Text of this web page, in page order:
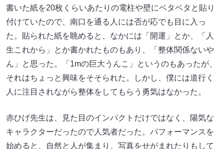
書いた紙を20枚くらいあたりの電柱や壁にベタベタと貼り
付けていたので、南口を通る人には否が応でも目に入っ
た。貼られた紙を眺めると、なかには「開運」とか、「人
生これから」とか書かれたものもあり、「整体関係ないや
ん」と思った。「1mの巨大うんこ」というのもあったが、
それはちょっと興味をそそられた。しかし、僕には道行く
人に注目されながら整体をしてもらう勇気はなかった。
赤ひげ先生は、見た目のインパクトだけではなく、陽気な
キャラクターだったので人気者だった。パフォーマンスを
始めると、自然と人が集まり、写真をせがまれたりもして